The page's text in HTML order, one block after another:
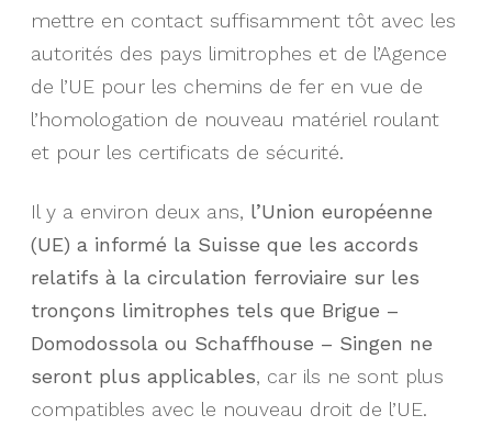
mettre en contact suffisamment tôt avec les
autorités des pays limitrophes et de l’Agence
de l’UE pour les chemins de fer en vue de
l’homologation de nouveau matériel roulant
et pour les certificats de sécurité.
Il y a environ deux ans, l’Union européenne
(UE) a informé la Suisse que les accords
relatifs à la circulation ferroviaire sur les
tronçons limitrophes tels que Brigue –
Domodossola ou Schaffhouse – Singen ne
seront plus applicables, car ils ne sont plus
compatibles avec le nouveau droit de l’UE.